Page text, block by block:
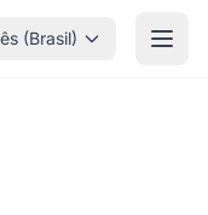
(Brasil)